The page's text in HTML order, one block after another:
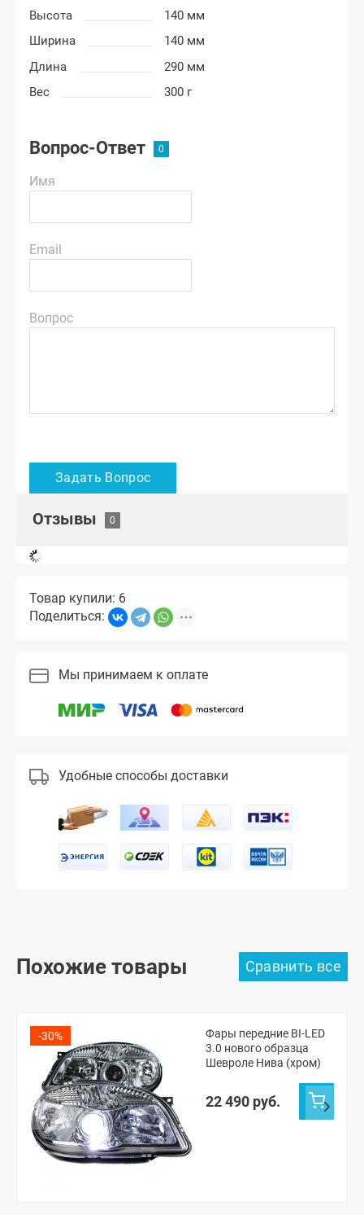
Высота
140 мм
Ширина
140 мм
Длина
290 мм
Вес
300 г
Вопрос-Ответ
Имя
Email
Вопрос
Отзывы
Товар купили: 6
Поделиться:
Мы принимаем к оплате
Удобные способы доставки
Похожие товары
-30%
Фары передние BI-LED
3.0 нового образца
Шевроле Нива (хром)
22 490 руб.